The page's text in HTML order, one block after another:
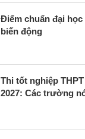
Điểm chuẩn đại
biến động
Thi tốt nghiệp
2027: Các trường